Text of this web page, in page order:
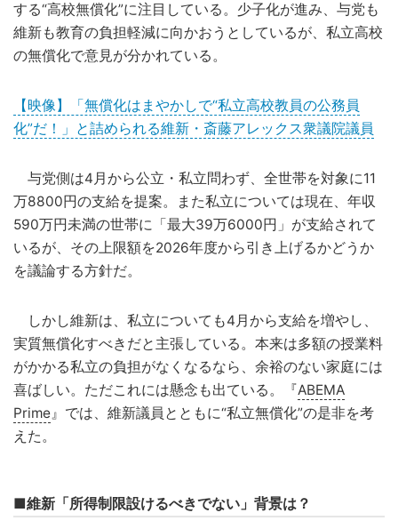
する“高校無償化”に注目している。少子化が進み、与党も
維新も教育の負担軽減に向かおうとしているが、私立高校
の無償化で意見が分かれている。
【映像】「無償化はまやかしで“私立高校教員の公務員
化”だ！」と詰められる維新・斎藤アレックス衆議院議員
与党側は4月から公立・私立問わず、全世帯を対象に11
万8800円の支給を提案。また私立については現在、年収
590万円未満の世帯に「最大39万6000円」が支給されて
いるが、その上限額を2026年度から引き上げるかどうか
を議論する方針だ。
しかし維新は、私立についても4月から支給を増やし、
実質無償化すべきだと主張している。本来は多額の授業料
がかかる私立の負担がなくなるなら、余裕のない家庭には
喜ばしい。ただこれには懸念も出ている。『ABEMA
Prime』では、維新議員とともに“私立無償化”の是非を考
えた。
■維新「所得制限設けるべきでない」背景は？